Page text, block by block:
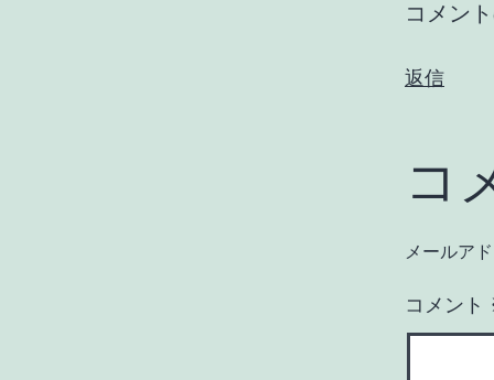
コメン
返信
コ
メールア
コメント